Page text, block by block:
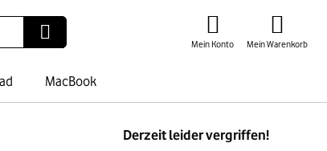
Mein Konto Mein Warenkorb
MacBook
Derzeit leider vergriffen!